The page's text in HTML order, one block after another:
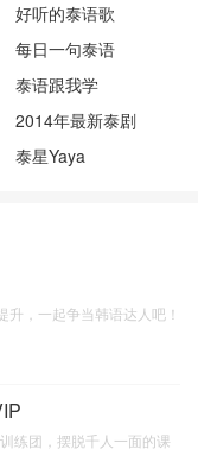
好听的泰语歌
每日一句泰语
泰语跟我学
2014年最新泰剧
泰星Yaya
升，一起争当韩语达人吧！
练团，摆脱千人一面的课